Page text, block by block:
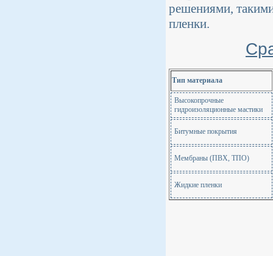
решениями,
пленки.
Тип материала
Высокопрочные
гидроизоляционные мастики
Битумные покрытия
Мембраны (ПВХ, ТПО)
Жидкие пленки